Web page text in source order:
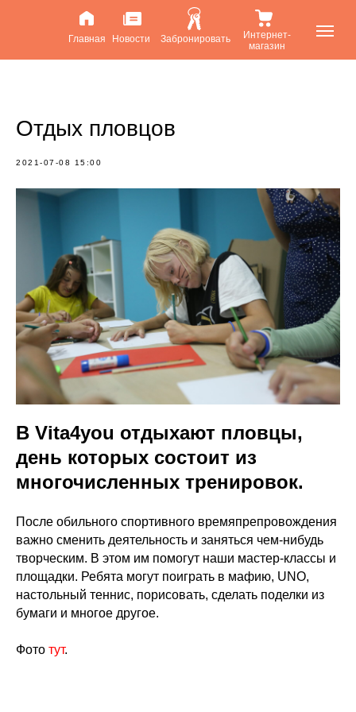
Главная Новости Забронировать
Интернет-
магазин
Отдых пловцов
2021-07-08 15:00
В Vita4you отдыхают пловцы,
день которых состоит из
многочисленных тренировок.
После обильного спортивного времяпрепровождения
важно сменить деятельность и заняться чем-нибудь
творческим. В этом им помогут наши мастер-классы и
площадки. Ребята могут поиграть в мафию, UNO,
настольный теннис, порисовать, сделать поделки из
бумаги и многое другое.
Фото тут.